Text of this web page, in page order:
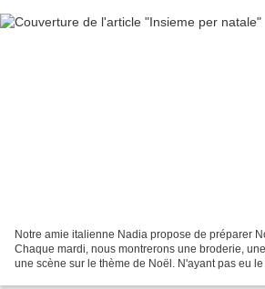
Notre amie italienne Nadia propose de préparer
Chaque mardi, nous montrerons une broderie,
une scène sur le thème de Noël. N'ayant pas eu